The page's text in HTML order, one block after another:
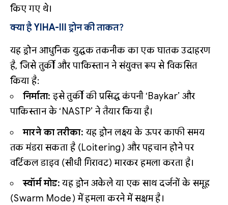
किए गए थे।
क्या है YIHA-III ड्रोन की ताकत?
यह ड्रोन आधुनिक युद्धक तकनीक का एक घातक उदाहरण
है, जिसे तुर्की और पाकिस्तान ने संयुक्त रूप से विकसित
किया है:
निर्माता: इसे तुर्की की प्रसिद्ध कंपनी ‘Baykar’ और
पाकिस्तान के ‘NASTP’ ने तैयार किया है।
मारने का तरीका: यह ड्रोन लक्ष्य के ऊपर काफी समय
तक मंडरा सकता है (Loitering) और पहचान होने पर
वर्टिकल डाइव (सीधी गिरावट) मारकर हमला करता है।
स्वॉर्म मोड:यह ड्रोन अकेले या एक साथ दर्जनों के समूह
(Swarm Mode) में हमला करने में सक्षम है।